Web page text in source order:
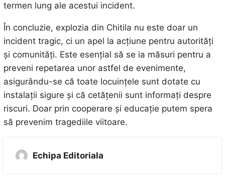
termen lung ale acestui incident.
În concluzie, explozia din Chitila nu este doar un
incident tragic, ci un apel la acțiune pentru autorități
și comunități. Este esențial să se ia măsuri pentru a
preveni repetarea unor astfel de evenimente,
asigurându-se că toate locuințele sunt dotate cu
instalații sigure și că cetățenii sunt informați despre
riscuri. Doar prin cooperare și educație putem spera
să prevenim tragediile viitoare.
Echipa Editoriala